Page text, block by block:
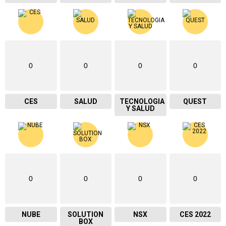
0
CES
0
SALUD
0
TECNOLOGIA
Y SALUD
0
QUEST
0
NUBE
0
SOLUTION
BOX
0
NSX
0
CES 2022